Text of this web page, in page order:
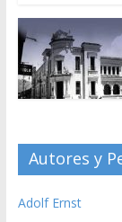
Autores y
Adolf Ernst